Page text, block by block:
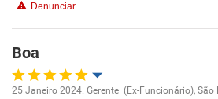
Denunciar
Boa
25 Janeiro 2024. Gerente (Ex-Funcionário), São